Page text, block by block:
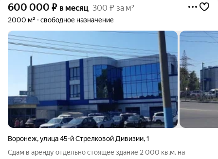
600 000 ₽ в месяц 300 ₽ за м²
2000 м² свободное назначение
Воронеж,улица 45-й Стрелковой Дивизии,1
Сдам в аренду отдельно стоящее здание 2 000 кв.м. на